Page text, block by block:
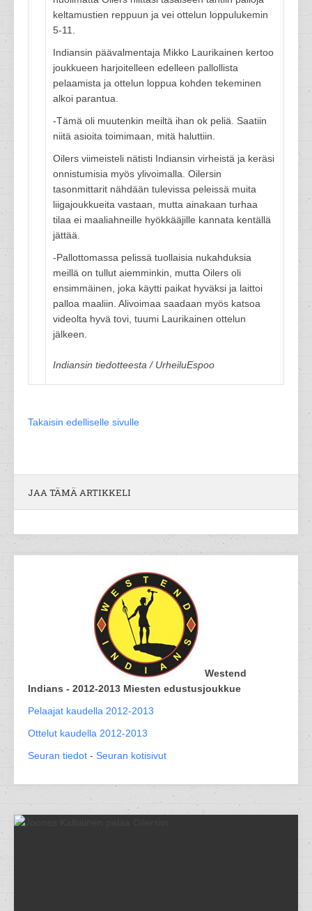
keltamustien reppuun ja vei ottelun loppulukemin
5-11.
Indiansin päävalmentaja Mikko Laurikainen kertoo
joukkueen harjoitelleen edelleen pallollista
pelaamista ja ottelun loppua kohden tekeminen
alkoi parantua.
-Tämä oli muutenkin meiltä ihan ok peliä. Saatiin
niitä asioita toimimaan, mitä haluttiin.
Oilers viimeisteli nätisti Indiansin virheistä ja keräsi
onnistumisia myös ylivoimalla. Oilersin
tasonmittarit nähdään tulevissa peleissä muita
liigajoukkueita vastaan, mutta ainakaan turhaa
tilaa ei maaliahneille hyökkääjille kannata kentällä
jättää.
-Pallottomassa pelissä tuollaisia nukahduksia
meillä on tullut aiemminkin, mutta Oilers oli
ensimmäinen, joka käytti paikat hyväksi ja laittoi
palloa maaliin. Alivoimaa saadaan myös katsoa
videolta hyvä tovi, tuumi Laurikainen ottelun
jälkeen.
Indiansin tiedotteesta / UrheiluEspoo
Takaisin edelliselle sivulle
JAA TÄMÄ ARTIKKELI
Westend
Indians - 2012-2013 Miesten edustusjoukkue
Pelaajat kaudella 2012-2013
Ottelut kaudella 2012-2013
Seuran tiedot - Seuran kotisivut